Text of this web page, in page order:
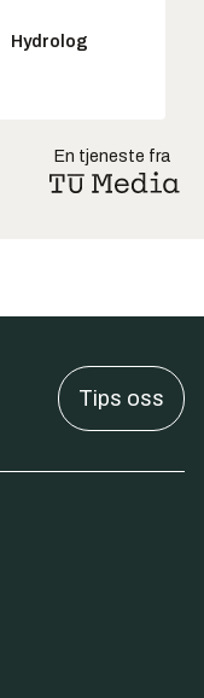
Hydrolog
En tjeneste fra
Tips oss